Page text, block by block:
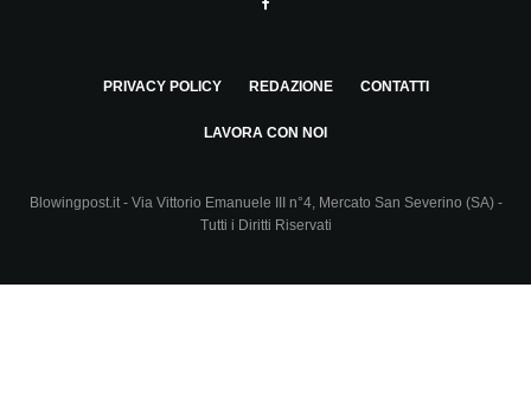
PRIVACY POLICY REDAZIONE CONTATTI
LAVORA CON NOI
Blowingpost.it - Via Vittorio Emanuele III n°4, Mercato San Severino (SA) -
Tutti i Diritti Riservati